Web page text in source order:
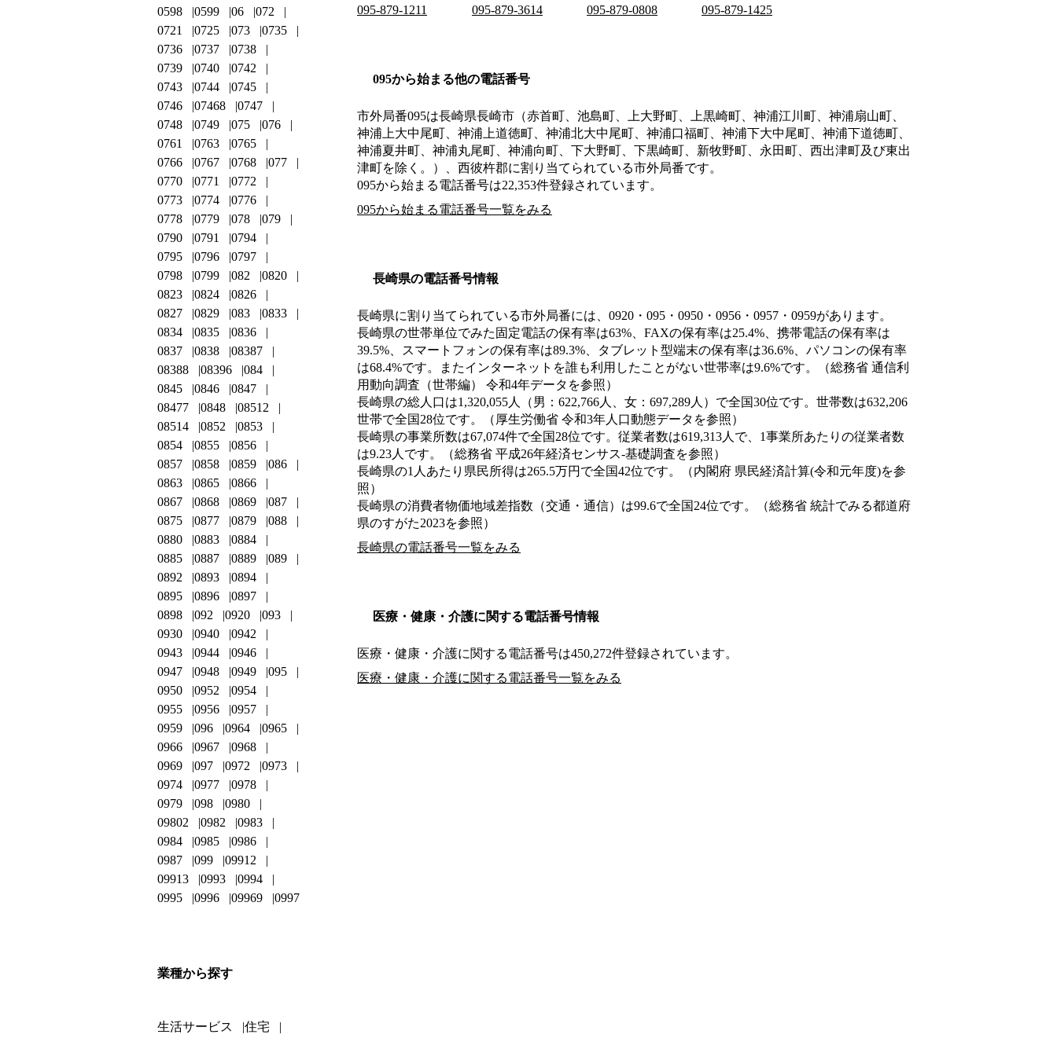
095-879-1211
095-879-3614 095-879-0808 095-879-1425
095から始まる他の電話番号
市外局番095は長崎県長崎市（赤首町、池島町、上大野町、上黒崎町、神浦江川町、神浦扇山町、
神浦上大中尾町、神浦上道徳町、神浦北大中尾町、神浦口福町、神浦下大中尾町、神浦下道徳町、
神浦夏井町、神浦丸尾町、神浦向町、下大野町、下黒崎町、新牧野町、永田町、西出津町及び東出
津町を除く。）、西彼杵郡に割り当てられている市外局番です。
095から始まる電話番号は22,353件登録されています。
095から始まる電話番号一覧をみる
長崎県の電話番号情報
長崎県に割り当てられている市外局番には、0920・095・0950・0956・0957・0959があります。
長崎県の世帯単位でみた固定電話の保有率は63%、FAXの保有率は25.4%、携帯電話の保有率は
39.5%、スマートフォンの保有率は89.3%、タブレット型端末の保有率は36.6%、パソコンの保有率
は68.4%です。またインターネットを誰も利用したことがない世帯率は9.6%です。（総務省 通信利
用動向調査（世帯編） 令和4年データを参照）
長崎県の総人口は1,320,055人（男：622,766人、女：697,289人）で全国30位です。世帯数は632,206
世帯で全国28位です。（厚生労働省 令和3年人口動態データを参照）
長崎県の事業所数は67,074件で全国28位です。従業者数は619,313人で、1事業所あたりの従業者数
は9.23人です。（総務省 平成26年経済センサス‐基礎調査を参照）
長崎県の1人あたり県民所得は265.5万円で全国42位です。（内閣府 県民経済計算(令和元年度)を参
照）
長崎県の消費者物価地域差指数（交通・通信）は99.6で全国24位です。（総務省 統計でみる都道府
県のすがた2023を参照）
長崎県の電話番号一覧をみる
医療・健康・介護に関する電話番号情報
医療・健康・介護に関する電話番号は450,272件登録されています。
医療・健康・介護に関する電話番号一覧をみる
0598
0599 06
072
0721
0725 073
0735
0736
0737
0738
0739
0740
0742
0743
0744
0745
0746
07468
0747
0748
0749 075
076
0761
0763
0765
0766
0767 0768
077
0770
0771
0772
0773
0774
0776
0778
0779 078
079
0790
0791
0794
0795
0796
0797
0798
0799 082
0820
0823
0824
0826
0827
0829 083
0833
0834
0835
0836
0837
0838
08387
08388
08396
084
0845
0846
0847
08477
0848
08512
08514
0852
0853
0854
0855
0856
0857
0858 0859
086
0863
0865
0866
0867
0868 0869
087
0875
0877 0879
088
0880
0883
0884
0885
0887 0889
089
0892
0893
0894
0895
0896
0897
0898
092 0920
093
0930
0940
0942
0943
0944
0946
0947
0948 0949
095
0950
0952
0954
0955
0956
0957
0959
096 0964
0965
0966
0967
0968
0969
097 0972
0973
0974
0977
0978
0979
098
0980
09802
0982
0983
0984
0985
0986
0987
099
09912
09913
0993
0994
0995
0996 09969 0997
業種から探す
生活サービス 住宅